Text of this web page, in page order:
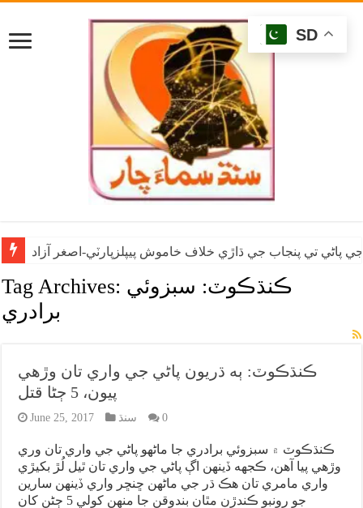
پاڻي تي پنجاب جي ڌاڙي خلاف خاموش پيپلزپارٽي-اصغر آزاد
Tag Archives: ڪنڌڪوٽ: سبزوئي
برادري
ڪنڌڪوٽ: ٻه ڌريون پاڻي جي واري تان وڙهي
پيون، 5 ڄڻا قتل
June 25, 2017 سنڌ 0
ڪنڌڪوٽ ۾ سبزوئي برادري جا ماڻهو پاڻي جي واري تان وري
وڙهي پيا آهن، ڪجهه ڏينهن اڳ پاڻي جي واري تان ٿيل لُڙ بکيڙي
واري مامري تان هڪ ڌر جي ماڻهن ڇنڇر واري ڏينهن سارين
جو رونبو ڪندڙن مٿان بندوقن جا منهن کولي 5 ڄڻن کان
SD